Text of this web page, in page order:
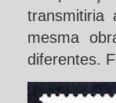
transmitiria
mesma
diferentes.